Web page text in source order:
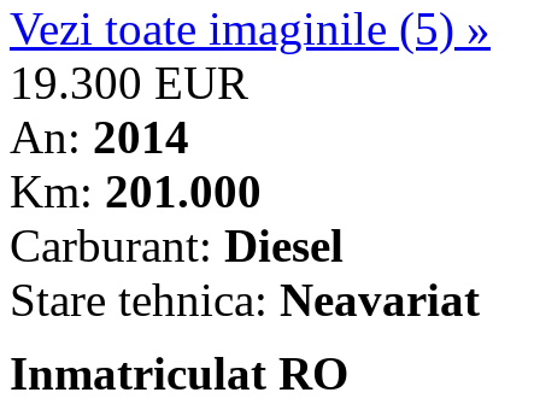
Vezi toate imaginile (5) »
19.300 EUR
An: 2014
Km: 201.000
Carburant: Diesel
Stare tehnica: Neavariat
Inmatriculat RO